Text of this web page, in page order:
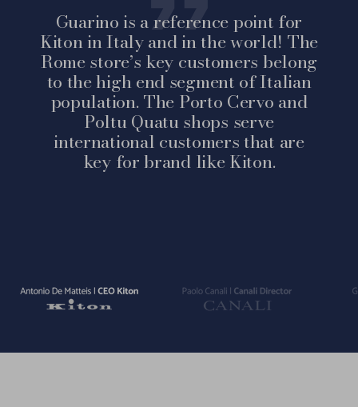
Guarino is a reference point for
Kiton in Italy and in the world! The
Rome store’s key customers belong
to the high end segment of Italian
population. The Porto Cervo and
Poltu Quatu shops serve
international customers that are
key for brand like Kiton.
Vai
Vai